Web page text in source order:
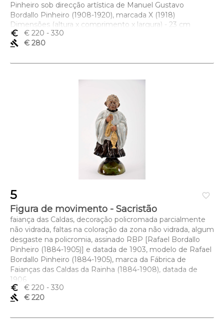
Pinheiro sob direcção artística de Manuel Gustavo
Bordallo Pinheiro (1908-1920), marcada X (1918)
Dimensões (altura x comprimento x largura) - 23 cm
euro_symbol
€ 220 - 330
gavel
€ 280
favorite_border
5
Figura de movimento - Sacristão
faiança das Caldas, decoração policromada parcialmente
não vidrada, faltas na coloração da zona não vidrada, algum
desgaste na policromia, assinado RBP [Rafael Bordallo
Pinheiro (1884-1905)] e datada de 1903, modelo de Rafael
Bordallo Pinheiro (1884-1905), marca da Fábrica de
Faianças das Caldas da Rainha (1884-1908), datada de
1906
Dimensões (altura x comprimento x largura) - 22 cm
euro_symbol € 220 - 330
gavel
€ 220